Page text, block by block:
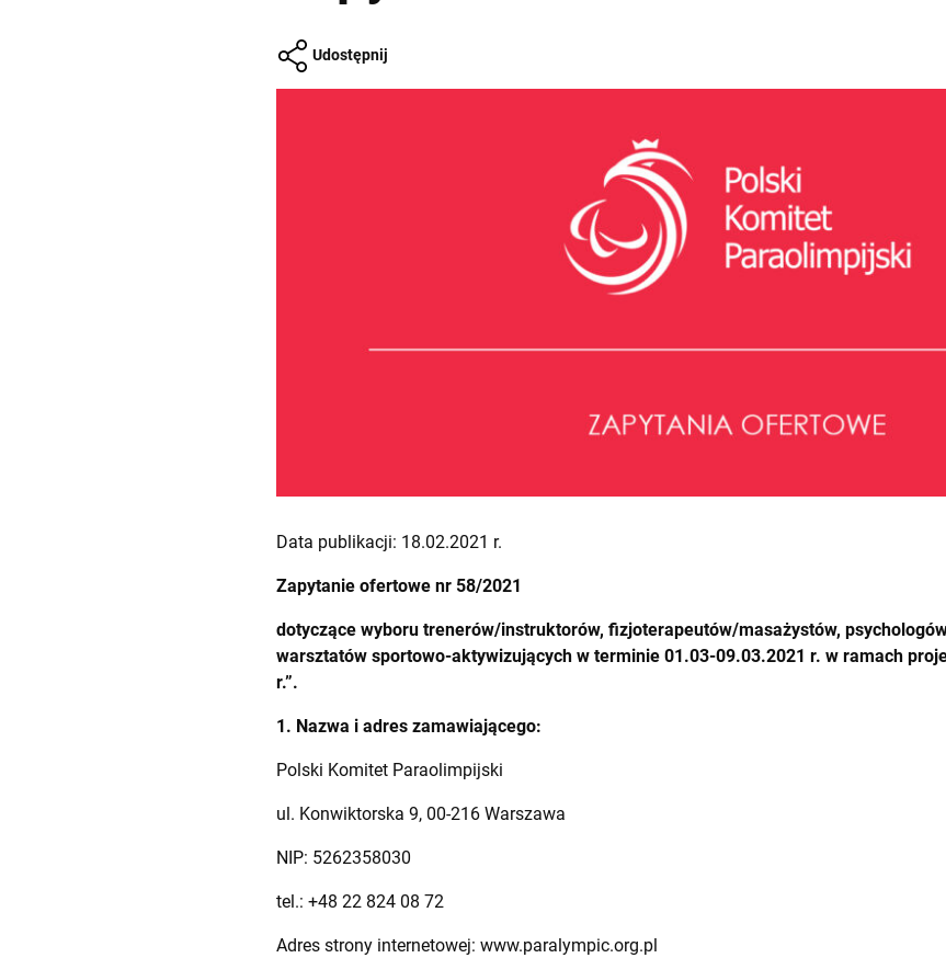
Udostępnij
Data publikacji: 18.02.2021 r.
Zapytanie ofertowe nr 58/2021
dotyczące wyboru trenerów/instruktorów, fizjoterapeutów/masażystów,
warsztatów sportowo-aktywizujących w terminie 01.03-09.03.2021 r. w ramach
r.”.
1. Nazwa i adres zamawiającego:
Polski Komitet Paraolimpijski
ul. Konwiktorska 9, 00-216 Warszawa
NIP: 5262358030
tel.: +48 22 824 08 72
Adres strony internetowej: www.paralympic.org.pl